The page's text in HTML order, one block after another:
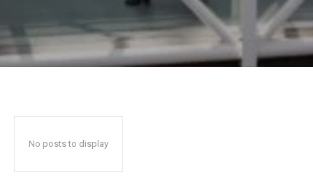
No posts to display